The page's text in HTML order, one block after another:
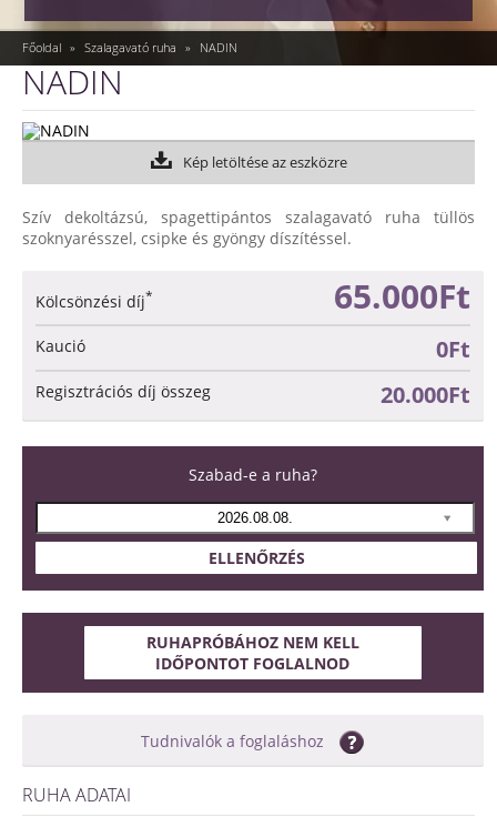
Főoldal » Szalagavató ruha » NADIN
NADIN
Kép letöltése az eszközre
Szív dekoltázsú, spagettipántos szalagavató ruha tüllös
szoknyarésszel, csipke és gyöngy díszítéssel.
Kölcsönzési díj* 65.000Ft
Kaució 0Ft
Regisztrációs díj összeg 20.000Ft
Szabad-e a ruha?
ELLENŐRZÉS
RUHAPRÓBÁHOZ NEM KELL
IDŐPONTOT FOGLALNOD
Tudnivalók a foglaláshoz
RUHA ADATAI